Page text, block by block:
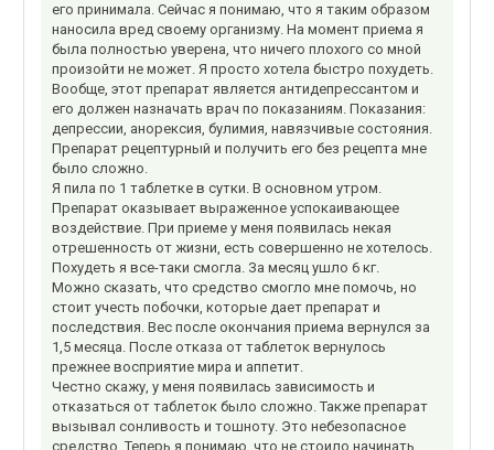
его принимала. Сейчас я понимаю, что я таким образом
наносила вред своему организму. На момент приема я
была полностью уверена, что ничего плохого со мной
произойти не может. Я просто хотела быстро похудеть.
Вообще, этот препарат является антидепрессантом и
его должен назначать врач по показаниям. Показания:
депрессии, анорексия, булимия, навязчивые состояния.
Препарат рецептурный и получить его без рецепта мне
было сложно.
Я пила по 1 таблетке в сутки. В основном утром.
Препарат оказывает выраженное успокаивающее
воздействие. При приеме у меня появилась некая
отрешенность от жизни, есть совершенно не хотелось.
Похудеть я все-таки смогла. За месяц ушло 6 кг.
Можно сказать, что средство смогло мне помочь, но
стоит учесть побочки, которые дает препарат и
последствия. Вес после окончания приема вернулся за
1,5 месяца. После отказа от таблеток вернулось
прежнее восприятие мира и аппетит.
Честно скажу, у меня появилась зависимость и
отказаться от таблеток было сложно. Также препарат
вызывал сонливость и тошноту. Это небезопасное
средство. Теперь я понимаю, что не стоило начинать